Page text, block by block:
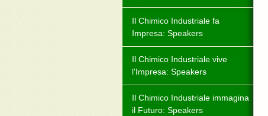
Il Chimico Industriale fa
Impresa: Speakers
Il Chimico Industriale vive
l'Impresa: Speakers
Il Chimico Industriale immagina
il Futuro: Speakers